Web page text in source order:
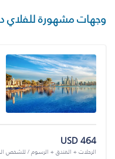
وجهات مشهورة للفلاي
USD 464
الرحلات + الفندق + الرسوم / للشخص